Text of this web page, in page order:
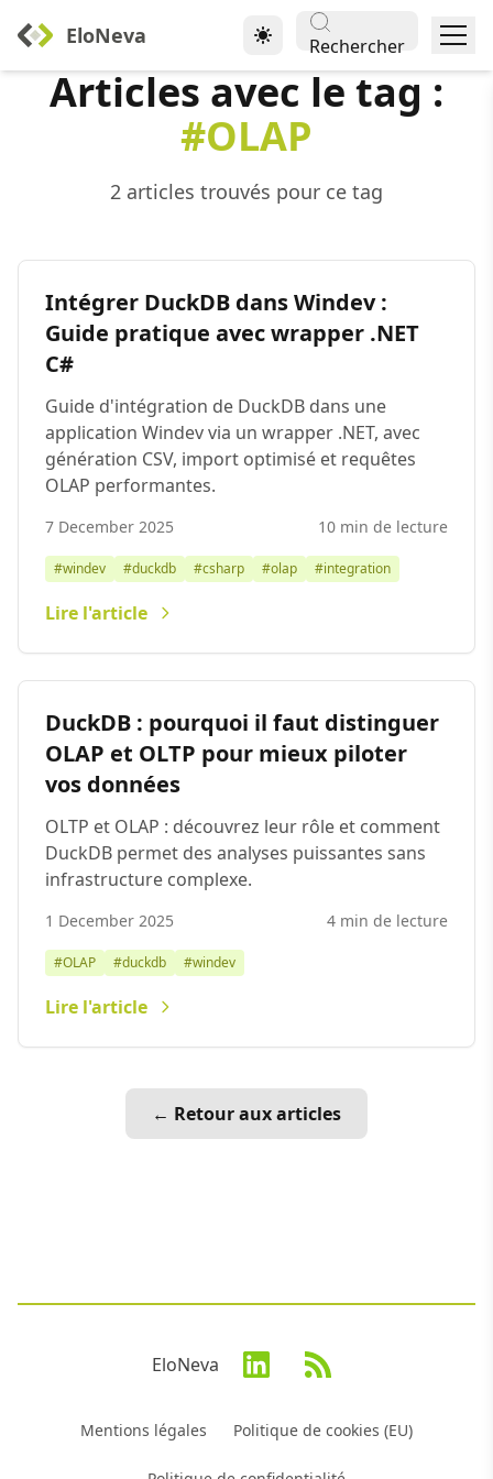
EloNeva Rechercher
Articles avec le tag :
#OLAP
2 articles trouvés pour ce tag
Intégrer DuckDB dans Windev :
Guide pratique avec wrapper .NET
C#
Guide d'intégration de DuckDB dans une
application Windev via un wrapper .NET, avec
génération CSV, import optimisé et requêtes
OLAP performantes.
7 December 2025 10 min de lecture
#windev #duckdb #csharp #olap #integration
Lire l'article
DuckDB : pourquoi il faut distinguer
OLAP et OLTP pour mieux piloter
vos données
OLTP et OLAP : découvrez leur rôle et comment
DuckDB permet des analyses puissantes sans
infrastructure complexe.
1 December 2025 4 min de lecture
#OLAP #duckdb #windev
Lire l'article
← Retour aux articles
EloNeva
Mentions légales Politique de cookies (EU)